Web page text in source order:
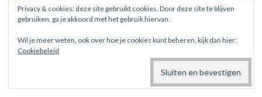
[+]2016 (71)
Privacy & cookies: deze site gebruikt cookies. Door deze site te blijven
gebruiken, ga je akkoord met het gebruik hiervan.
Wil je meer weten, ook over hoe je cookies kunt beheren, kijk dan hier:
Cookiebeleid